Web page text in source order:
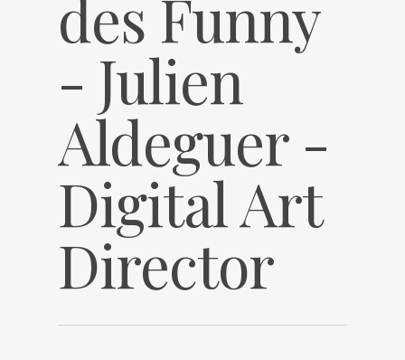
des Funny
- Julien
Aldeguer -
Digital Art
Director